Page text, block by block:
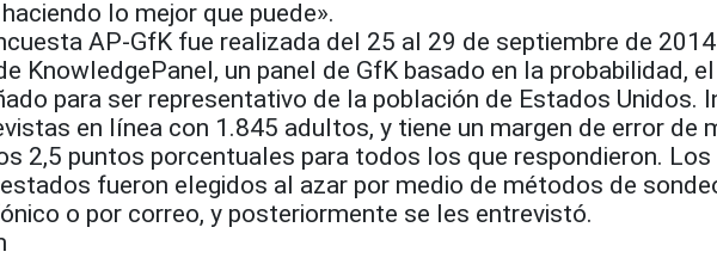
lo mejor que puede».
AP-GfK fue realizada del 25 al 29 de septiembre de
KnowledgePanel, un panel de GfK basado en la probabilidad,
para ser representativo de la población de Estados Unidos.
en línea con 1.845 adultos, y tiene un margen de error de
2,5 puntos porcentuales para todos los que respondieron. Los
fueron elegidos al azar por medio de métodos de
o por correo, y posteriormente se les entrevistó.